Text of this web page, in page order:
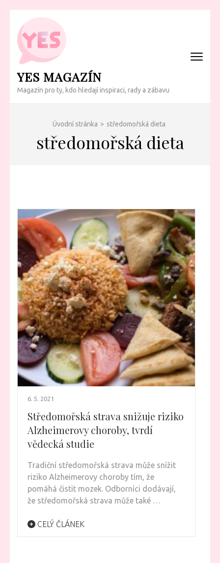
Přeskočit
obsah
(Enter)
YES MAGAZÍN
Magazín pro ty, kdo hledají inspiraci, rady a zábavu
Úvodní stránka > středomořská dieta
středomořská dieta
6. 5. 2021
Středomořská strava snižuje riziko
Alzheimerovy choroby, tvrdí
vědecká studie
Tradiční středomořská strava může snížit
riziko Alzheimerovy choroby tím, že
pomáhá čistit mozek. Odborníci dodávají,
že středomořská strava může také …
CELÝ ČLÁNEK